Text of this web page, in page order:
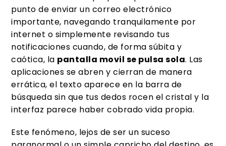
punto de enviar un correo electrónico
importante, navegando tranquilamente por
internet o simplemente revisando tus
notificaciones cuando, de forma súbita y
caótica, la pantalla movil se pulsa sola. Las
aplicaciones se abren y cierran de manera
errática, el texto aparece en la barra de
búsqueda sin que tus dedos rocen el cristal y la
interfaz parece haber cobrado vida propia.
Este fenómeno, lejos de ser un suceso